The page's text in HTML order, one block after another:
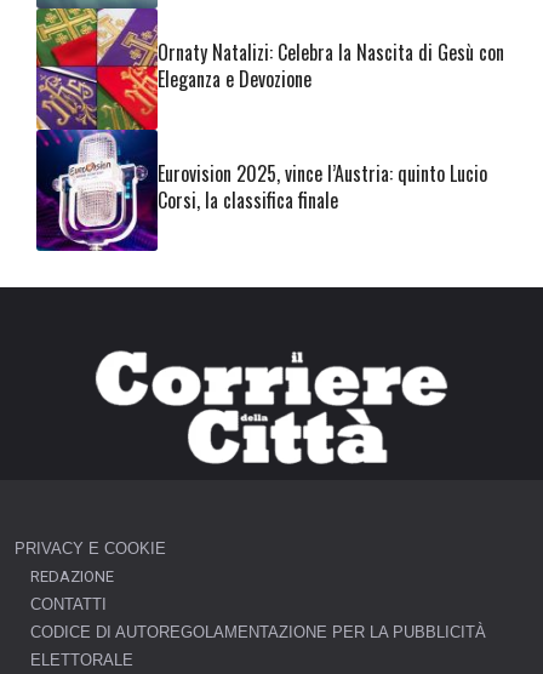
Ornaty Natalizi: Celebra la Nascita di Gesù con
Eleganza e Devozione
Eurovision 2025, vince l’Austria: quinto Lucio
Corsi, la classifica finale
PRIVACY E COOKIE
REDAZIONE
CONTATTI
CODICE DI AUTOREGOLAMENTAZIONE PER LA PUBBLICITÀ
ELETTORALE